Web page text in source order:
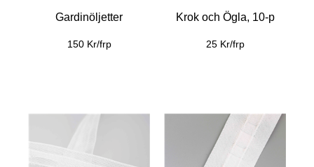
Gardinöljetter
150 Kr/frp
Krok och Ögla, 10-p
25 Kr/frp